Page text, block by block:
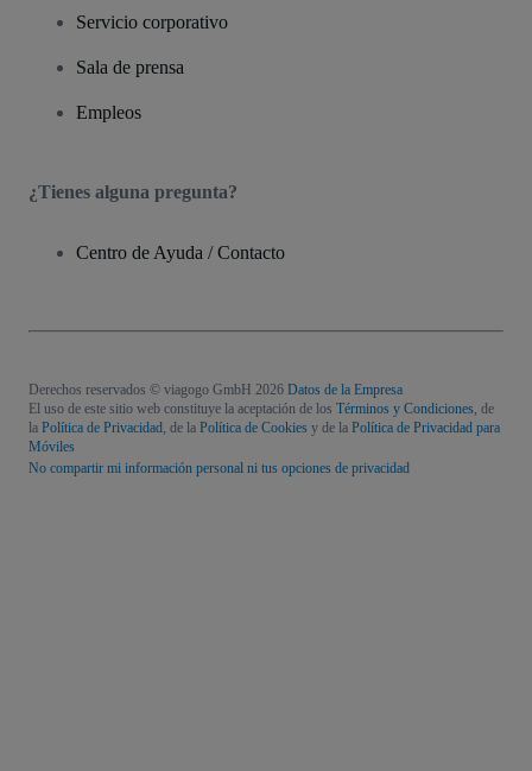
Servicio corporativo
Sala de prensa
Empleos
¿Tienes alguna pregunta?
Centro de Ayuda / Contacto
Derechos reservados © viagogo GmbH 2026 Datos de la Empresa
El uso de este sitio web constituye la aceptación de los Términos y Condiciones, de
la Política de Privacidad, de la Política de Cookies y de la Política de Privacidad para
Móviles
No compartir mi información personal ni tus opciones de privacidad